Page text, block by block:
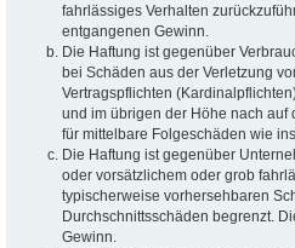
fahrlässiges Verhalten
entgangenen Gewinn.
Die Haftung ist gegenüber
bei Schäden aus der Verletzung
Vertragspflichten
und im übrigen der Höhe nach auf
für mittelbare Folgeschäden wie
Die Haftung ist gegenüber
oder vorsätzlichem oder grob
typischerweise vorhersehbaren
Durchschnittsschäden begrenzt.
Gewinn.